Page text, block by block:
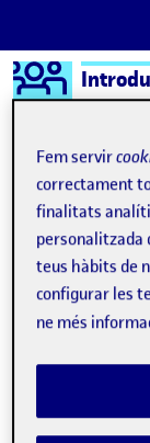
Saltar al contingut
Logo
Semestre 20211 -
8
Publicat
Quelic
Fem servir
correctament
finalitats
personalitzada
teus hàbits de
configurar les
ne més